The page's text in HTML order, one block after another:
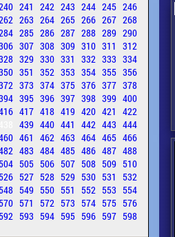
241 242 243 244 245 246
263 264 265 266 267 268
285 286 287 288 289 290
307 308 309 310 311 312
329 330 331 332 333 334
351 352 353 354 355 356
373 374 375 376 377 378
395 396 397 398 399 400
417 418 419 420 421 422
439 440 441 442 443 444
461 462 463 464 465 466
483 484 485 486 487 488
505 506 507 508 509 510
527 528 529 530 531 532
549 550 551 552 553 554
571 572 573 574 575 576
593 594 595 596 597 598